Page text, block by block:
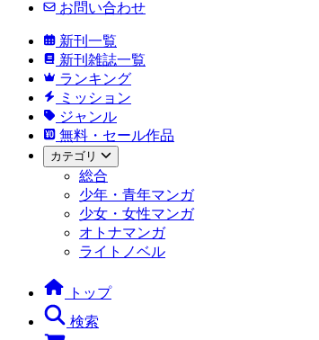
お問い合わせ
新刊一覧
新刊雑誌一覧
ランキング
ミッション
ジャンル
無料・セール作品
カテゴリ
総合
少年・青年マンガ
少女・女性マンガ
オトナマンガ
ライトノベル
トップ
検索